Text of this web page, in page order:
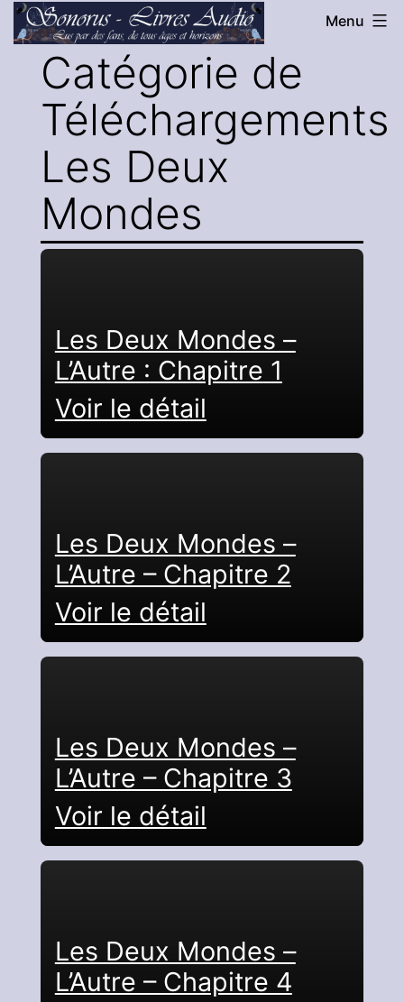
Aller
au
contenu
Sonorus
Audio
Menu
Catégorie de
Téléchargements
Les Deux
Mondes
Les Deux Mondes –
L’Autre : Chapitre 1
Voir le détail
Les Deux Mondes –
L’Autre – Chapitre 2
Voir le détail
Les Deux Mondes –
L’Autre – Chapitre 3
Voir le détail
Les Deux Mondes –
L’Autre – Chapitre 4